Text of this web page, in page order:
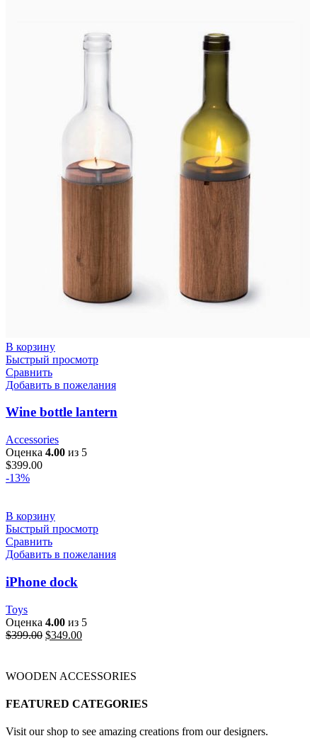
В корзину
Быстрый просмотр
Сравнить
Добавить в пожелания
Wine bottle lantern
Accessories
Оценка 4.00 из 5
$399.00
-13%
В корзину
Быстрый просмотр
Сравнить
Добавить в пожелания
iPhone dock
Toys
Оценка 4.00 из 5
$399.00 Первоначальная
$399.00.
$349.00Текущая
WOODEN ACCESSORIES
FEATURED CATEGORIES
Visit our shop to see amazing creations from our designers.